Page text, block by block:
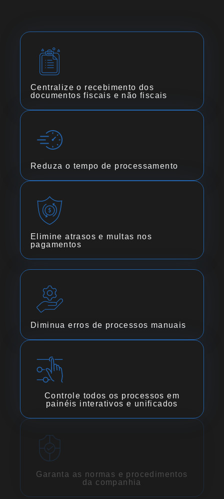
Centralize o recebimento dos
documentos fiscais e não fiscais
Reduza o tempo de processamento
Elimine atrasos e multas nos
pagamentos
Diminua erros de processos manuais
Controle todos os processos em
painéis interativos e unificados
Garanta as normas e procedimentos
da companhia